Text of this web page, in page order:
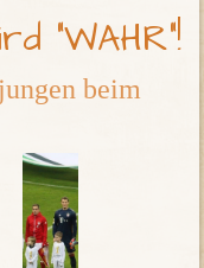
"WAHR"!
beim